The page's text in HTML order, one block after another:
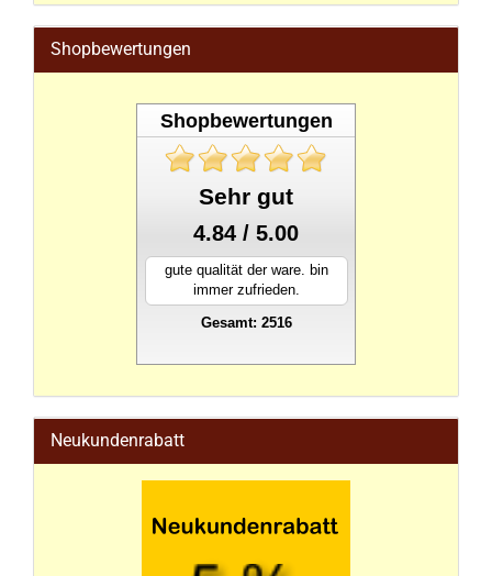
Shopbewertungen
Shopbewertungen
Sehr gut
4.84 / 5.00
gute qualität der ware. bin
immer zufrieden.
Gesamt: 2516
Neukundenrabatt